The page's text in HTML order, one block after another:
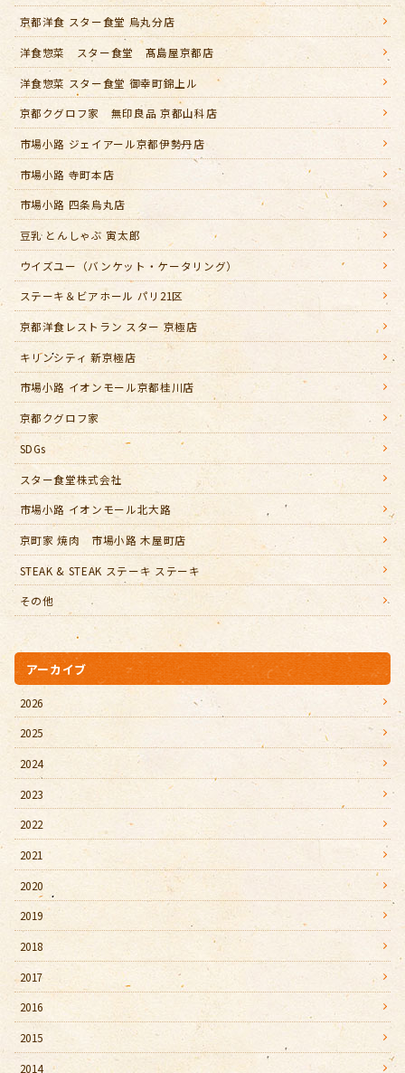
京都洋食 スター食堂 烏丸分店
洋食惣菜 スター食堂 髙島屋京都店
洋食惣菜 スター食堂 御幸町錦上ル
京都クグロフ家 無印良品 京都山科店
市場小路 ジェイアール京都伊勢丹店
市場小路 寺町本店
市場小路 四条烏丸店
豆乳 とんしゃぶ 寅太郎
ウイズユー（バンケット・ケータリング）
ステーキ＆ビアホール パリ21区
京都洋食レストラン スター 京極店
キリンシティ 新京極店
市場小路 イオンモール京都桂川店
京都クグロフ家
SDGs
スター食堂株式会社
市場小路 イオンモール北大路
京町家 焼肉 市場小路 木屋町店
STEAK & STEAK ステーキ ステーキ
その他
アーカイブ
2026
2025
2024
2023
2022
2021
2020
2019
2018
2017
2016
2015
2014